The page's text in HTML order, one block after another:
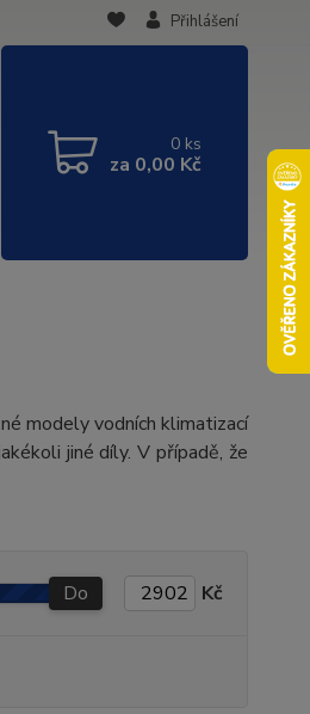
Přihlášení
0 ks
za 0,00 Kč
modely vodních klimatizací
jiné díly. V případě, že
Do Kč